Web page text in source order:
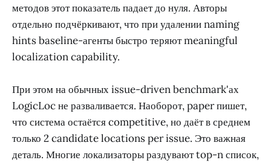
методов этот показатель падает до нуля. Авторы
отдельно подчёркивают, что при удалении naming
hints baseline-агенты быстро теряют meaningful
localization capability.
При этом на обычных issue-driven benchmark'ах
LogicLoc не разваливается. Наоборот, paper пишет,
что система остаётся competitive, но даёт в среднем
только 2 candidate locations per issue. Это важная
деталь. Многие локализаторы раздувают top-n список,